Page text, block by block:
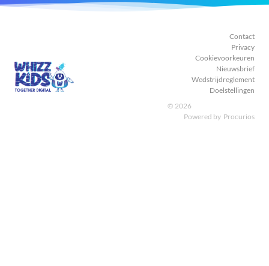
Contact
Privacy
Cookievoorkeuren
Nieuwsbrief
Wedstrijdreglement
Doelstellingen
© 2026
Powered by Procurios